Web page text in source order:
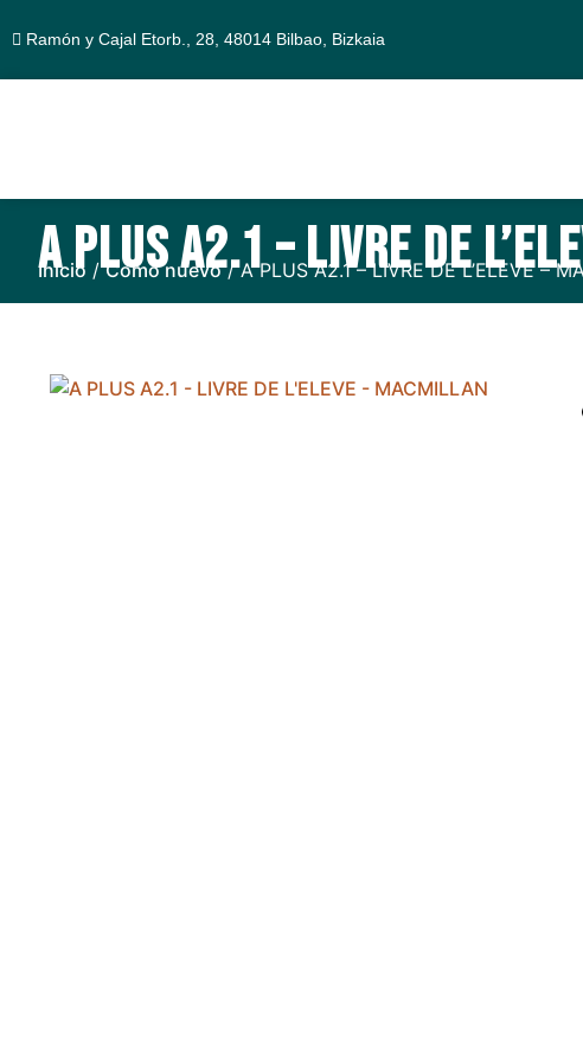
Ramón y Cajal Etorb., 28, 48014 Bilbao, Bizkaia
A PLUS A2.1 – LIVRE DE
Inicio /Como nuevo/ A PLUS A2.1 – LIVRE DE L’ELEVE –